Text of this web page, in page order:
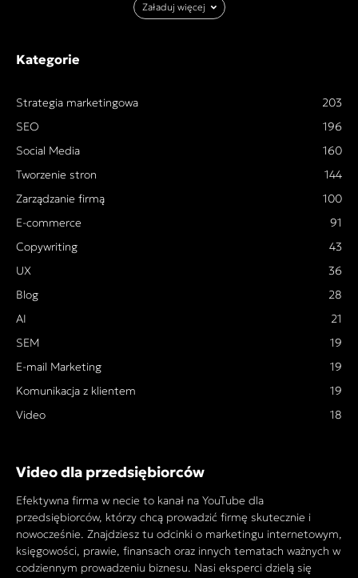
Załaduj więcej
Kategorie
Strategia marketingowa
203
SEO
196
Social Media
160
Tworzenie stron
144
Zarządzanie firmą
100
E-commerce
91
Copywriting
43
UX
36
Blog
28
AI
21
SEM
19
E-mail Marketing
19
Komunikacja z klientem
19
Video
18
Video dla przedsiębiorców
Efektywna firma w necie to kanał na YouTube dla
przedsiębiorców, którzy chcą prowadzić firmę skutecznie i
nowocześnie. Znajdziesz tu odcinki o marketingu internetowym,
księgowości, prawie, finansach oraz innych tematach ważnych w
codziennym prowadzeniu biznesu. Nasi eksperci dzielą się